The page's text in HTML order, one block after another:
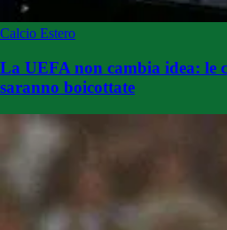
Calcio Estero
La UEFA non cambia idea: le
saranno boicottate